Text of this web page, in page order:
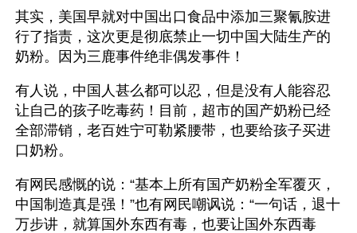
其实，美国早就对中国出口食品中添加三聚氰胺进
行了指责，这次更是彻底禁止一切中国大陆生产的
奶粉。因为三鹿事件绝非偶发事件！
有人说，中国人甚么都可以忍，但是没有人能容忍
让自己的孩子吃毒药！目前，超市的国产奶粉已经
全部滞销，老百姓宁可勒紧腰带，也要给孩子买进
口奶粉。
有网民感慨的说：“基本上所有国产奶粉全军覆灭，
中国制造真是强！”也有网民嘲讽说：“一句话，退十
万步讲，就算国外东西有毒，也要让国外东西毒